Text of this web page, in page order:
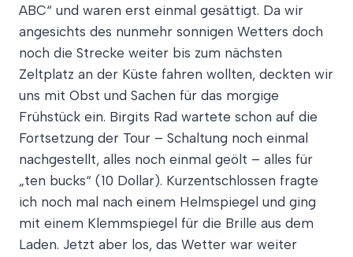
ABC“ und waren erst einmal gesättigt. Da wir
angesichts des nunmehr sonnigen Wetters doch
noch die Strecke weiter bis zum nächsten
Zeltplatz an der Küste fahren wollten, deckten wir
uns mit Obst und Sachen für das morgige
Frühstück ein. Birgits Rad wartete schon auf die
Fortsetzung der Tour – Schaltung noch einmal
nachgestellt, alles noch einmal geölt – alles für
„ten bucks“ (10 Dollar). Kurzentschlossen fragte
ich noch mal nach einem Helmspiegel und ging
mit einem Klemmspiegel für die Brille aus dem
Laden. Jetzt aber los, das Wetter war weiter